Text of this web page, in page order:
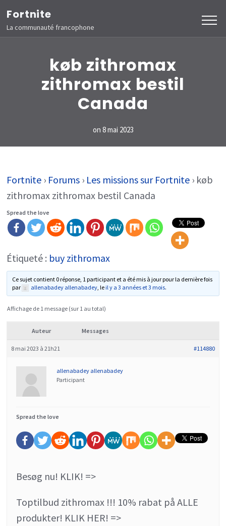
Aller
au
contenu
Fortnite
La communauté francophone
køb zithromax
zithromax bestil
Canada
on 8 mai 2023
Fortnite › Forums › Les missions sur Fortnite › køb
zithromax zithromax bestil Canada
Spread the love
Étiqueté : buy zithromax
Ce sujet contient 0 réponse, 1 participant et a été mis à jour pour la dernière fois
par
allenabadey allenabadey, le il y a 3 années et 3 mois.
Affichage de 1 message (sur 1 au total)
Auteur Messages
8 mai 2023 à 21h21 #114880
allenabadey allenabadey
Participant
Spread the love
Besøg nu! KLIK! =>
Toptilbud zithromax !!! 10% rabat på ALLE
produkter! KLIK HER! =>